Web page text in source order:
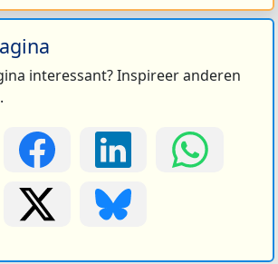
interessant? Inspireer anderen